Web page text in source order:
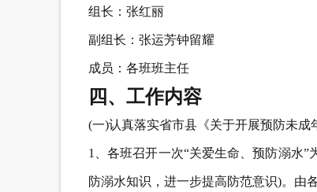
组长：张红丽
副组长：张运芳钟留耀
成员：各班班主任
四、工作内容
(一)认真落实省市县《关于开展预防未成
1、各班召开一次“关爱生命、预防溺水
防溺水知识，进一步提高防范意识)。由